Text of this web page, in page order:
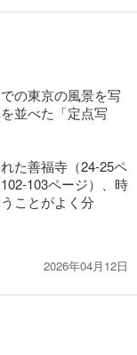
の東京の風景を写
並べた「定点写
た善福寺（24-25ペ
103ページ）、時
ことがよく分
2026年04月12日